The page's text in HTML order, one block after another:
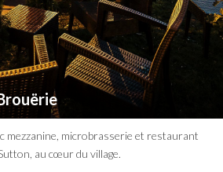
mezzanine, microbrasserie et restaurant
au cœur du village.